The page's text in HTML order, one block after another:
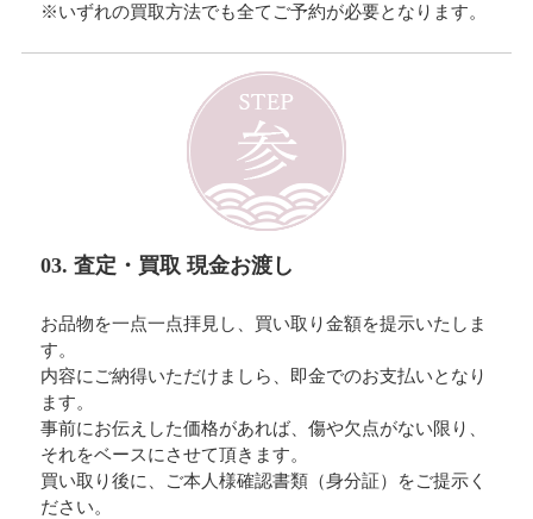
※いずれの買取方法でも全てご予約が必要となります。
03. 査定・買取 現金お渡し
お品物を一点一点拝見し、買い取り金額を提示いたしま
す。
内容にご納得いただけましら、即金でのお支払いとなり
ます。
事前にお伝えした価格があれば、傷や欠点がない限り、
それをベースにさせて頂きます。
買い取り後に、ご本人様確認書類（身分証）をご提示く
ださい。